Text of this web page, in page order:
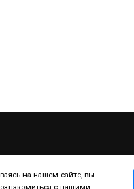
на нашем сайте, вы